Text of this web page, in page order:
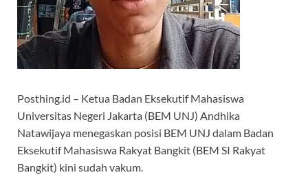
Posthing.id – Ketua Badan Eksekutif Mahasiswa
Universitas Negeri Jakarta (BEM UNJ) Andhika
Natawijaya menegaskan posisi BEM UNJ dalam Badan
Eksekutif Mahasiswa Rakyat Bangkit (BEM SI Rakyat
Bangkit) kini sudah vakum.